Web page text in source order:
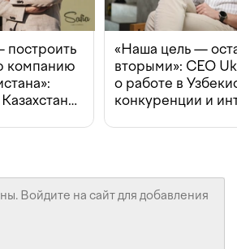
компанию
«Наша цель —
вторыми»: CEO
о работе в
конкуренции и